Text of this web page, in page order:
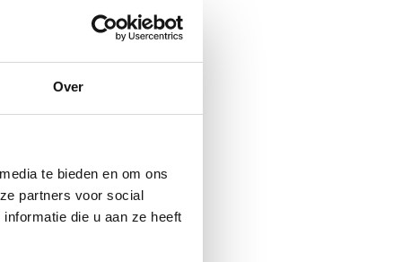
Over
te bieden en om ons
partners voor social
die u aan ze heeft